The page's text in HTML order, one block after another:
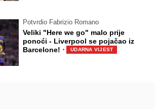
Potvrdio Fabrizio Romano
Veliki "Here we go" malo prije
ponoći - Liverpool se pojačao iz
Barcelone! · UDARNA VIJEST